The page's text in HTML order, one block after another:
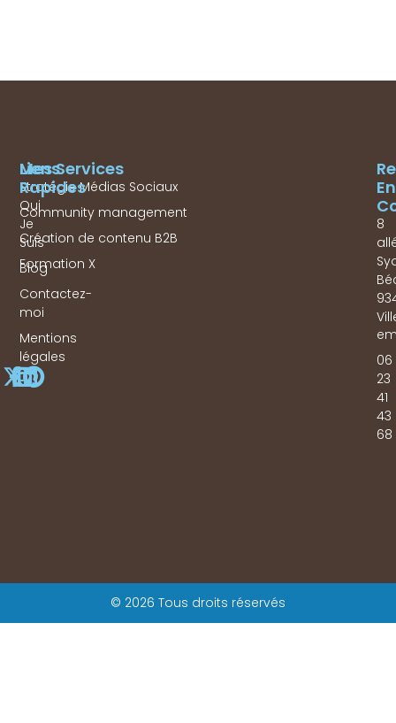
Mes Services
Stratégie Médias Sociaux
Community management
Création de contenu B2B
Formation X
Liens
Rapides
Qui
Je
Suis
Blog
Contactez-
moi
Mentions
légales
En
8
06
23
41
43
68
© 2026 Tous droits réservés